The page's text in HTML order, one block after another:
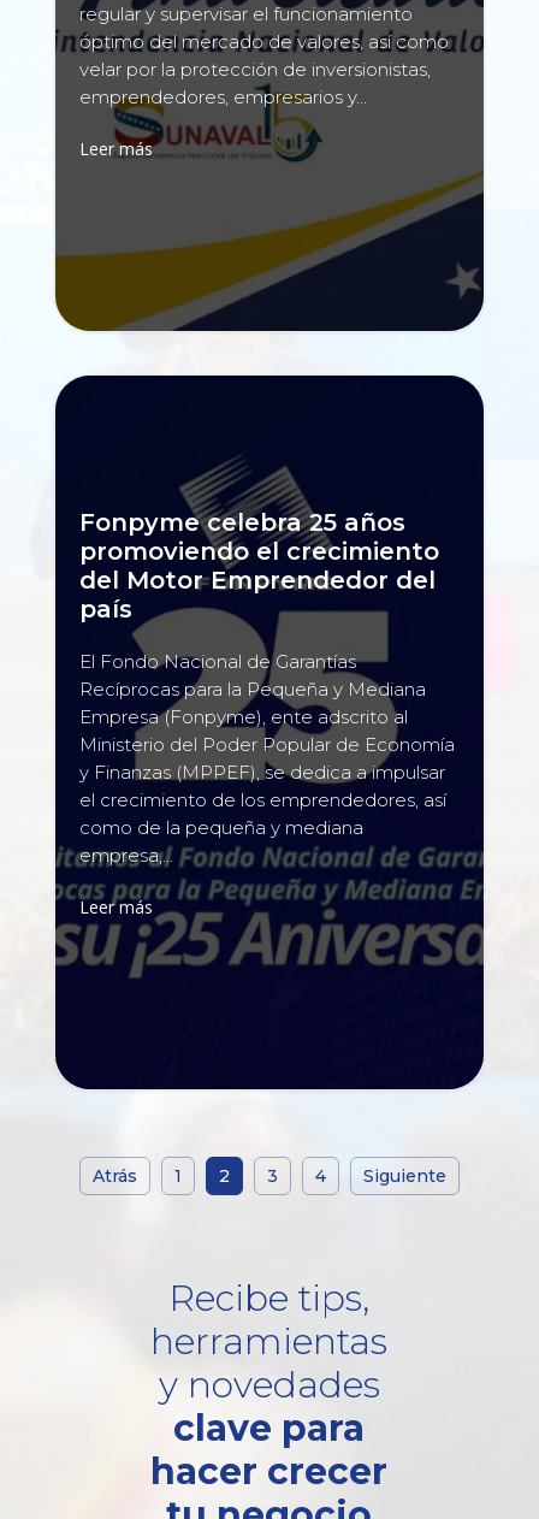
regular y supervisar el funcionamiento
óptimo del mercado de valores, así como
velar por la protección de inversionistas,
emprendedores, empresarios y...
Leer más
Fonpyme celebra 25 años
promoviendo el crecimiento
del Motor Emprendedor del
país
El Fondo Nacional de Garantías
Recíprocas para la Pequeña y Mediana
Empresa (Fonpyme), ente adscrito al
Ministerio del Poder Popular de Economía
y Finanzas (MPPEF), se dedica a impulsar
el crecimiento de los emprendedores, así
como de la pequeña y mediana
empresa,...
Leer más
Atrás 1 2 3 4 Siguiente
Recibe tips,
herramientas
y novedades
clave para
hacer crecer